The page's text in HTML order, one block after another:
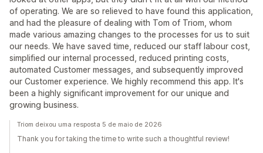
of operating. We are so relieved to have found this application,
and had the pleasure of dealing with Tom of Triom, whom
made various amazing changes to the processes for us to suit
our needs. We have saved time, reduced our staff labour cost,
simplified our internal processed, reduced printing costs,
automated Customer messages, and subsequently improved
our Customer experience. We highly recommend this app. It's
been a highly significant improvement for our unique and
growing business.
Triom deixou uma resposta 5 de maio de 2026
Thank you for taking the time to write such a thoughtful review!